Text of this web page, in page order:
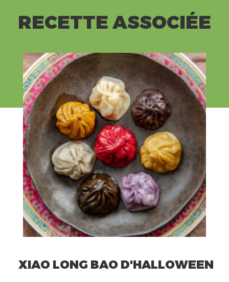
RECETTE ASSOCIÉE
XIAO LONG BAO D'HALLOWEEN